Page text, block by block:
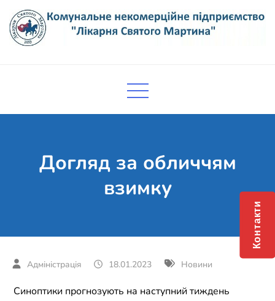
content
підприємство "Лікарня Святого
Догляд за обличчям
взимку
18.01.2023 Новини
Синоптики прогнозують на наступний тиждень
Контакти